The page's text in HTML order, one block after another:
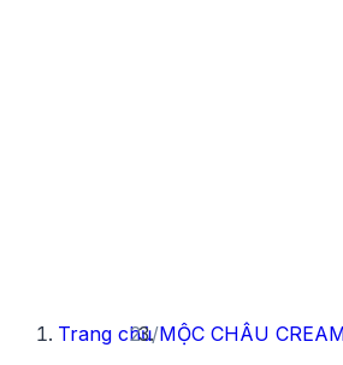
Trang chủ/MỘC CHÂU